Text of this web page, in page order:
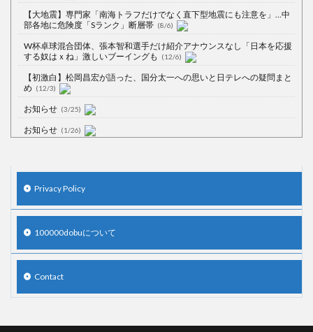
【大地震】専門家「南海トラフだけでなく直下型地震にも注意を」…中
部各地に危険度「Sランク」断層帯 (8/6)
W杯卓球混合団体、張本智和選手だけ紹介アナウンスなし「日本を応援
する奴はｘね」激しいブーイングも
(12/6)
【初激白】松岡昌宏が語った、国分太一への思いと日テレへの疑問まと
め (12/3)
お知らせ (3/25)
お知らせ (1/26)
【中国】処理水の問題化狙うも不発？ASEAN関連会合で賛同広がらず
(7/13)
【韓国】54.1％「IAEA報告書を信用しない」
Privacy Policy
100000dobuについて
Contact